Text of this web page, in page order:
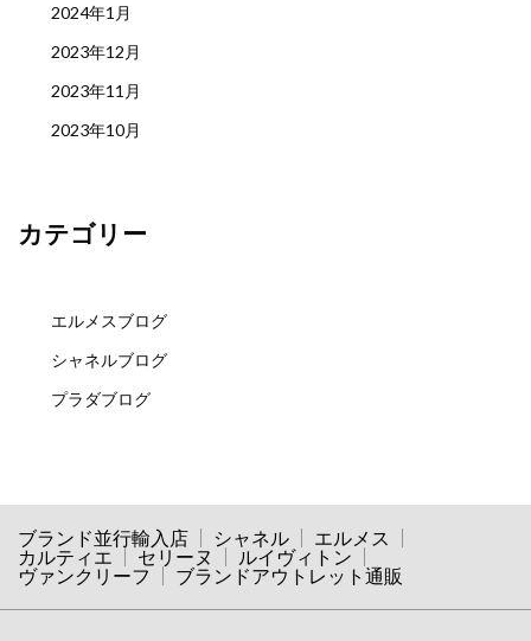
2024年1月
2023年12月
2023年11月
2023年10月
カテゴリー
エルメスブログ
シャネルブログ
プラダブログ
ブランド並行輸入店 シャネル
エルメス
カルティエ
セリーヌ
ルイヴィトン
ヴァンクリーフ
ブランドアウトレット通販